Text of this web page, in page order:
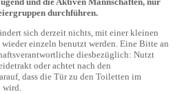
durchführen.
sich derzeit nichts, mit einer kleinen
einzeln benutzt werden. Eine Bitte an
diesbezüglich: Nutzt
oder achtet nach den
dass die Tür zu den Toiletten im
wird.